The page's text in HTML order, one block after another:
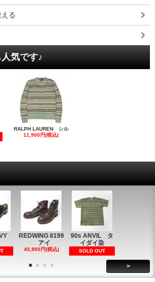
る
気です♪
RALPH LAUREN シル
11,900円(税込)
REDWING 8199
アイ
45,900円(税込)
90s ANVIL タ
イダイ染
SOLD OUT
>